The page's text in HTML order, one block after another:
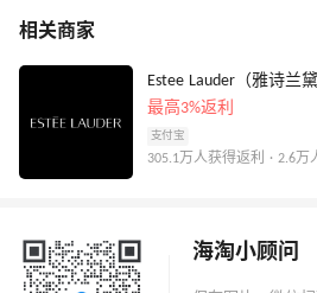
相关商家
Estee Lauder（雅诗兰
最高3%返利
支付宝
305.1万人获得返利 · 2.6万
海淘小顾问